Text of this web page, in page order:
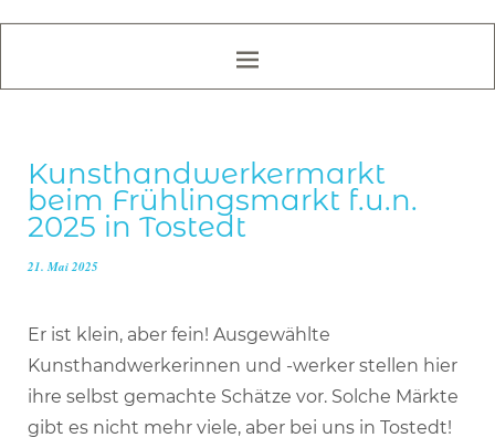
Kunsthandwerkermarkt
beim Frühlingsmarkt f.u.n.
2025 in Tostedt
21. Mai 2025
Er ist klein, aber fein! Ausgewählte
Kunsthandwerkerinnen und -werker stellen hier
ihre selbst gemachte Schätze vor. Solche Märkte
gibt es nicht mehr viele, aber bei uns in Tostedt!